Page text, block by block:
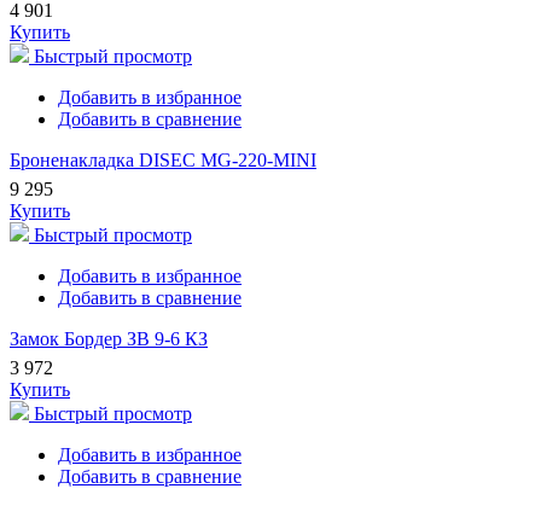
4 901
Купить
Быстрый просмотр
Добавить в избранное
Добавить в сравнение
Броненакладка DISEC MG-220-MINI
9 295
Купить
Быстрый просмотр
Добавить в избранное
Добавить в сравнение
Замок Бордер ЗВ 9-6 КЗ
3 972
Купить
Быстрый просмотр
Добавить в избранное
Добавить в сравнение